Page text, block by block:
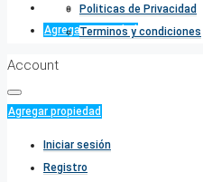
Favorito0
Agregar propiedad
Politicas de Privacidad
Terminos y condiciones
Account
Agregar propiedad
Iniciar sesión
Registro